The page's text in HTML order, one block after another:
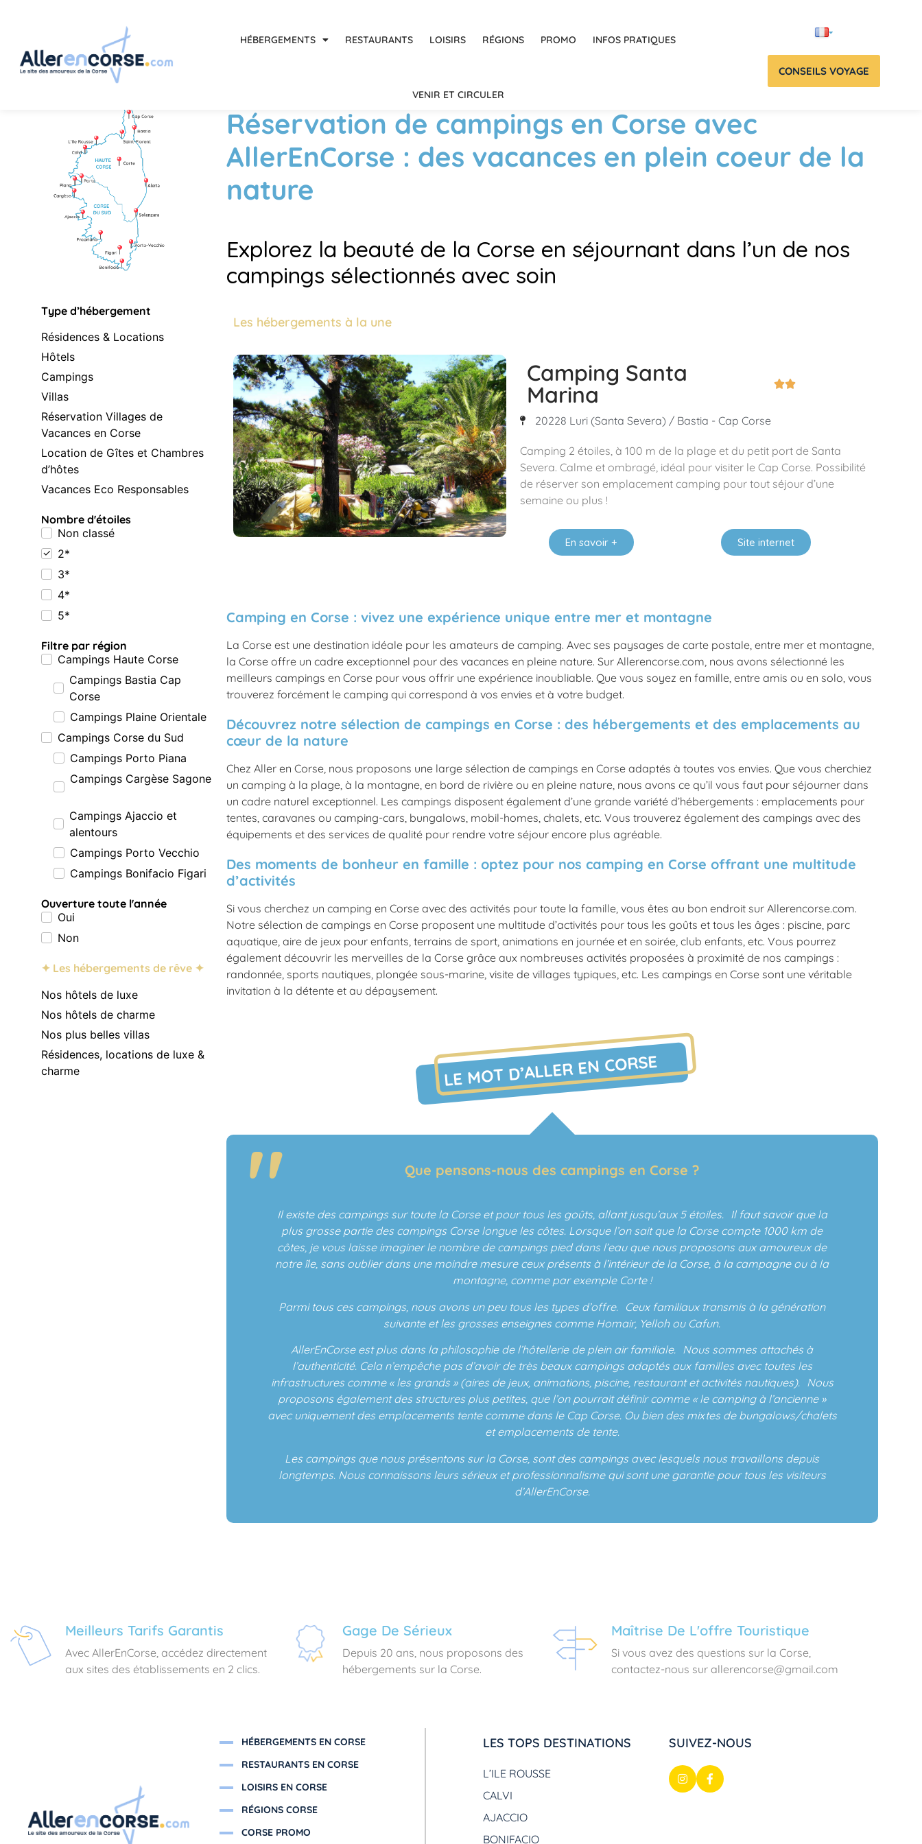
HÉBERGEMENTS RESTAURANTS LOISIRS RÉGIONS PROMO INFOS PRATIQUES
VENIR ET CIRCULER
CONSEILS VOYAGE
Type d’hébergement
Résidences & Locations
Hôtels
Campings
Villas
Réservation Villages de
Vacances en Corse
Location de Gîtes et Chambres
d’hôtes
Vacances Eco Responsables
Nombre d'étoiles
Non classé
2*
3*
4*
5*
Filtre par région
Campings Haute Corse
Campings Bastia Cap
Corse
Campings Plaine Orientale
Campings Corse du Sud
Campings Porto Piana
Campings Cargèse Sagone
Campings Ajaccio et
alentours
Campings Porto Vecchio
Campings Bonifacio Figari
Ouverture toute l'année
Oui
Non
✦ Les hébergements de rêve ✦
Nos hôtels de luxe
Nos hôtels de charme
Nos plus belles villas
Résidences, locations de luxe &
charme
Réservation de campings en Corse avec
AllerEnCorse : des vacances en plein coeur de la
nature
Explorez la beauté de la Corse en séjournant dans l’un de nos
campings sélectionnés avec soin
Les hébergements à la une
Camping Santa
Marina

20228 Luri (Santa Severa) / Bastia - Cap Corse
Camping 2 étoiles, à 100 m de la plage et du petit port de Santa
Severa. Calme et ombragé, idéal pour visiter le Cap Corse. Possibilité
de réserver son emplacement camping pour tout séjour d’une
semaine ou plus !
En savoir + Site internet
Camping en Corse : vivez une expérience unique entre mer et montagne
La Corse est une destination idéale pour les amateurs de camping. Avec ses paysages de carte postale, entre mer et montagne,
la Corse offre un cadre exceptionnel pour des vacances en pleine nature. Sur Allerencorse.com, nous avons sélectionné les
meilleurs campings en Corse pour vous offrir une expérience inoubliable. Que vous soyez en famille, entre amis ou en solo, vous
trouverez forcément le camping qui correspond à vos envies et à votre budget.
Découvrez notre sélection de campings en Corse : des hébergements et des emplacements au
cœur de la nature
Chez Aller en Corse, nous proposons une large sélection de campings en Corse adaptés à toutes vos envies. Que vous cherchiez
un camping à la plage, à la montagne, en bord de rivière ou en pleine nature, nous avons ce qu’il vous faut pour séjourner dans
un cadre naturel exceptionnel. Les campings disposent également d’une grande variété d’hébergements : emplacements pour
tentes, caravanes ou camping-cars, bungalows, mobil-homes, chalets, etc. Vous trouverez également des campings avec des
équipements et des services de qualité pour rendre votre séjour encore plus agréable.
Des moments de bonheur en famille : optez pour nos camping en Corse offrant une multitude
d’activités
Si vous cherchez un camping en Corse avec des activités pour toute la famille, vous êtes au bon endroit sur Allerencorse.com.
Notre sélection de campings en Corse proposent une multitude d’activités pour tous les goûts et tous les âges : piscine, parc
aquatique, aire de jeux pour enfants, terrains de sport, animations en journée et en soirée, club enfants, etc. Vous pourrez
également découvrir les merveilles de la Corse grâce aux nombreuses activités proposées à proximité de nos campings :
randonnée, sports nautiques, plongée sous-marine, visite de villages typiques, etc. Les campings en Corse sont une véritable
invitation à la détente et au dépaysement.
LE MOT D’ALLER EN CORSE
Que pensons-nous des campings en Corse ?
Il existe des campings sur toute la Corse et pour tous les goûts, allant jusqu’aux 5 étoiles. Il faut savoir que la
plus grosse partie des campings Corse longue les côtes. Lorsque l’on sait que la Corse compte 1000 km de
côtes, je vous laisse imaginer le nombre de campings pied dans l’eau que nous proposons aux amoureux de
notre île, sans oublier dans une moindre mesure ceux présents à l’intérieur de la Corse, à la campagne ou à la
montagne, comme par exemple Corte !
Parmi tous ces campings, nous avons un peu tous les types d’offre. Ceux familiaux transmis à la génération
suivante et les grosses enseignes comme Homair, Yelloh ou Cafun.
AllerEnCorse est plus dans la philosophie de l’hôtellerie de plein air familiale. Nous sommes attachés à
l’authenticité. Cela n’empêche pas d’avoir de très beaux campings adaptés aux familles avec toutes les
infrastructures comme « les grands » (aires de jeux, animations, piscine, restaurant et activités nautiques). Nous
proposons également des structures plus petites, que l’on pourrait définir comme « le camping à l’ancienne »
avec uniquement des emplacements tente comme dans le Cap Corse. Ou bien des mixtes de bungalows/chalets
et emplacements de tente.
Les campings que nous présentons sur la Corse, sont des campings avec lesquels nous travaillons depuis
longtemps. Nous connaissons leurs sérieux et professionnalisme qui sont une garantie pour tous les visiteurs
d’AllerEnCorse.
Meilleurs Tarifs Garantis
Avec AllerEnCorse, accédez directement
aux sites des établissements en 2 clics.
Gage De Sérieux
Depuis 20 ans, nous proposons des
hébergements sur la Corse.
Maîtrise De L'offre Touristique
Si vous avez des questions sur la Corse,
contactez-nous sur allerencorse@gmail.com
HÉBERGEMENTS EN CORSE
RESTAURANTS EN CORSE
LOISIRS EN CORSE
RÉGIONS CORSE
CORSE PROMO
LES TOPS DESTINATIONS
L’ILE ROUSSE
CALVI
AJACCIO
BONIFACIO
SUIVEZ-NOUS